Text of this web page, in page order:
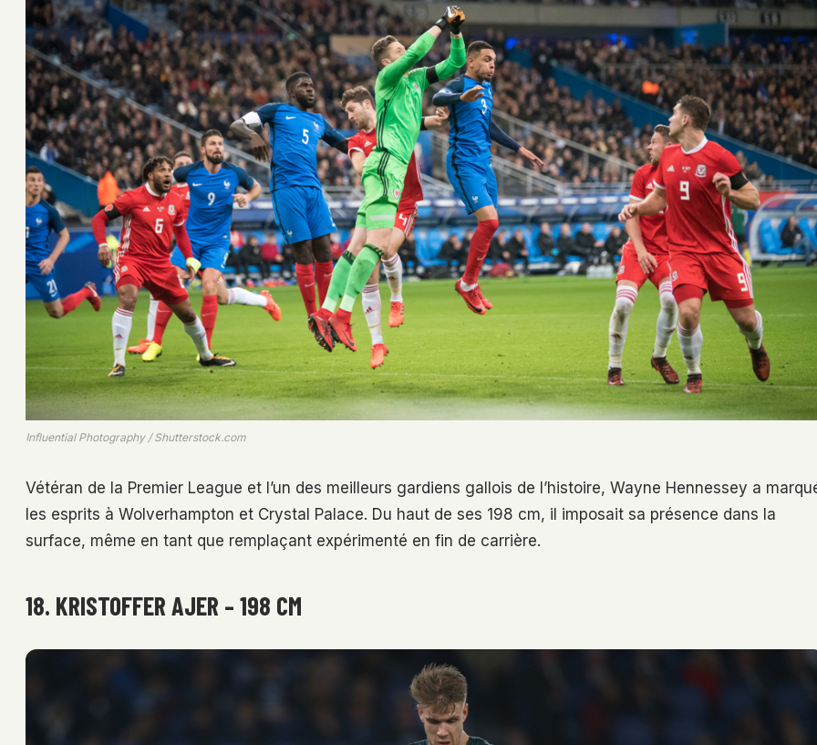
Influential Photography / Shutterstock.com
Vétéran de la Premier League et l’un des meilleurs gardiens gallois de l’histoire, Wayne Hennessey a
les esprits à Wolverhampton et Crystal Palace. Du haut de ses 198 cm, il imposait sa présence dans la
surface, même en tant que remplaçant expérimenté en fin de carrière.
18. KRISTOFFER AJER – 198 CM